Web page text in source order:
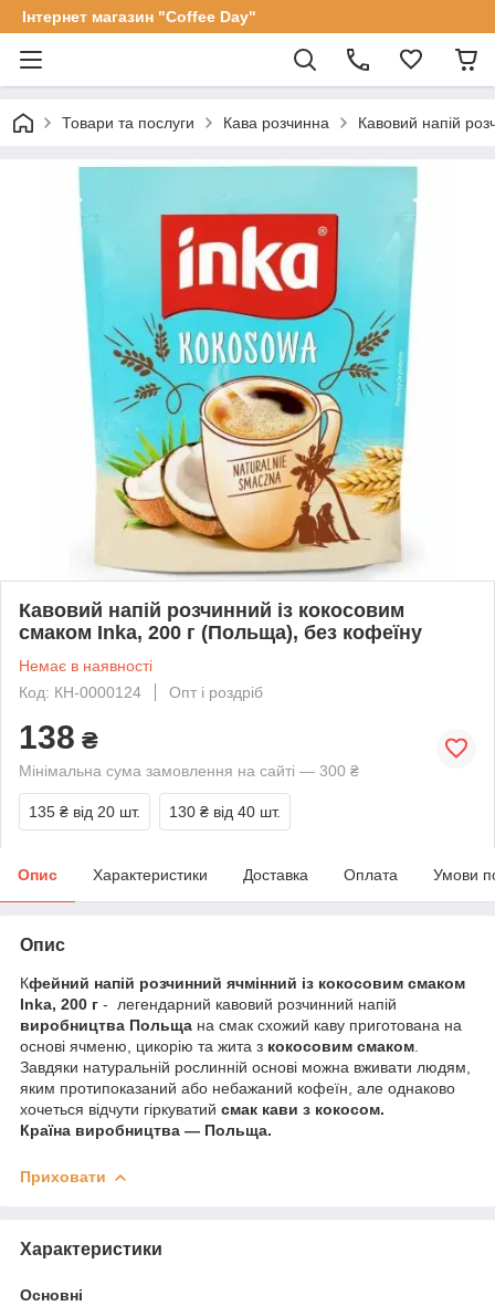
Інтернет магазин "Coffee Day"
Товари та послуги Кава розчинна Кавовий напій
Кавовий напій розчинний із кокосовим
смаком Inka, 200 г (Польща), без кофеїну
Немає в наявності
Код: КН-0000124
Опт і роздріб
138 ₴
Мінімальна сума замовлення на сайті — 300 ₴
135 ₴ від 20 шт. 130 ₴ від 40 шт.
Опис Характеристики Доставка Оплата Умови
Опис
Кфейний напій розчинний ячмінний із кокосовим смаком
Inka, 200 г - легендарний кавовий розчинний напій
виробництва Польща на смак схожий каву приготована на
основі ячменю, цикорію та жита з кокосовим смаком
Завдяки натуральній рослинній основі можна вживати людям,
яким протипоказаний або небажаний кофеїн, але однаково
хочеться відчути гіркуватий смак кави з кокосом.
Країна виробництва — Польща.
Приховати
Характеристики
Основні